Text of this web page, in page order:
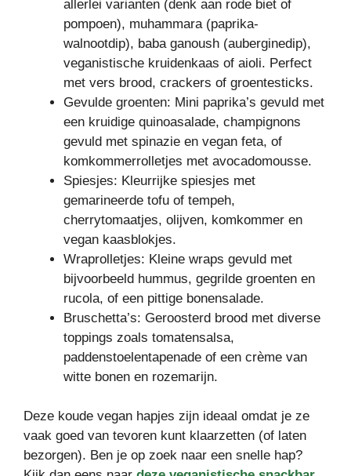
allerlei varianten (denk aan rode biet of
pompoen), muhammara (paprika-
walnootdip), baba ganoush (auberginedip),
veganistische kruidenkaas of aioli. Perfect
met vers brood, crackers of groentesticks.
Gevulde groenten: Mini paprika’s gevuld met
een kruidige quinoasalade, champignons
gevuld met spinazie en vegan feta, of
komkommerrolletjes met avocadomousse.
Spiesjes: Kleurrijke spiesjes met
gemarineerde tofu of tempeh,
cherrytomaatjes, olijven, komkommer en
vegan kaasblokjes.
Wraprolletjes: Kleine wraps gevuld met
bijvoorbeeld hummus, gegrilde groenten en
rucola, of een pittige bonensalade.
Bruschetta’s: Geroosterd brood met diverse
toppings zoals tomatensalsa,
paddenstoelentapenade of een crème van
witte bonen en rozemarijn.
Deze koude vegan hapjes zijn ideaal omdat je ze
vaak goed van tevoren kunt klaarzetten (of laten
bezorgen). Ben je op zoek naar een snelle hap?